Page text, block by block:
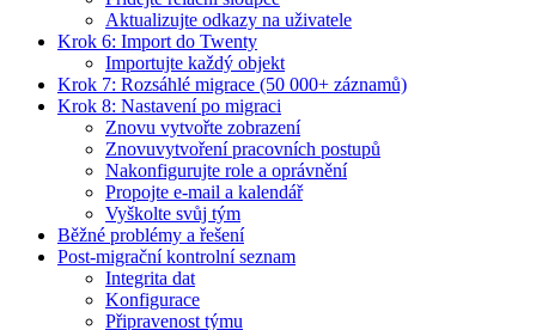
Aktualizujte odkazy na uživatele
Krok 6: Import do Twenty
Importujte každý objekt
Krok 7: Rozsáhlé migrace (50 000+ záznamů)
Krok 8: Nastavení po migraci
Znovu vytvořte zobrazení
Znovuvytvoření pracovních postupů
Nakonfigurujte role a oprávnění
Propojte e-mail a kalendář
Vyškolte svůj tým
Běžné problémy a řešení
Post-migrační kontrolní seznam
Integrita dat
Konfigurace
Připravenost týmu